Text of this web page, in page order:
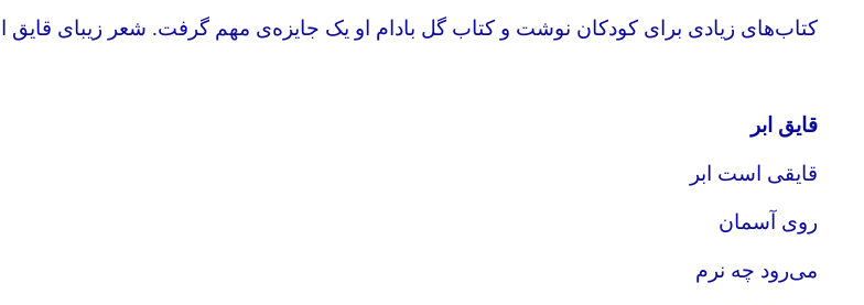
کتاب‌های زیادی برای کودکان نوشت و کتاب گل بادام او یک جایزه‌ی مهم گرفت. شعر زیبای قایق
قایق ابر
قایقی است ابر
روی آسمان
می‌رود چه نرم